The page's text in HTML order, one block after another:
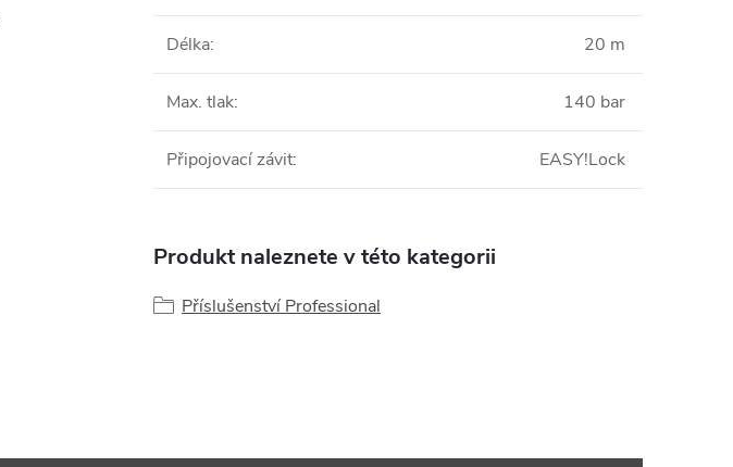
Délka: 20 m
Max. tlak: 140 bar
Připojovací závit: EASY!Lock
Produkt naleznete v této kategorii
Příslušenství Professional